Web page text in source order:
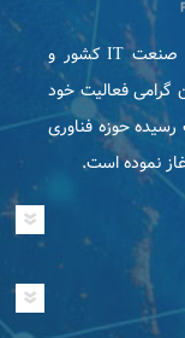
شرکت داده پردازی پارس در راستای توسعه صنعت IT كشور و
گرامی فعاليت خود
ثبت رسیده حوزه فناوری
نموده است.